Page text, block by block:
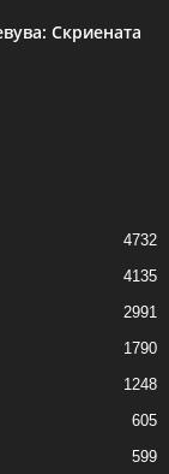
Скриената
4732
4135
2991
1790
1248
605
599